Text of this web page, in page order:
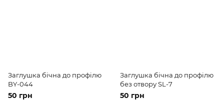
Заглушка бічна до профілю
BY-044
50 грн
Заглушка бічна до профілю
без отвору SL-7
50 грн